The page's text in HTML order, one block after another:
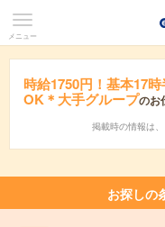
メニュー
時給1750円！基本17
OK＊大手グループのお
掲載時の情報は、
お探しの